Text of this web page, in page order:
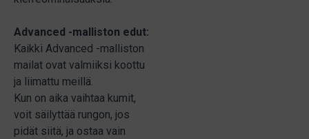
Advanced -malliston edut:
Kaikki Advanced -malliston
mailat ovat valmiiksi koottu
ja liimattu meillä.
Kun on aika vaihtaa kumit,
voit säilyttää rungon, jos
pidät siitä, ja ostaa vain